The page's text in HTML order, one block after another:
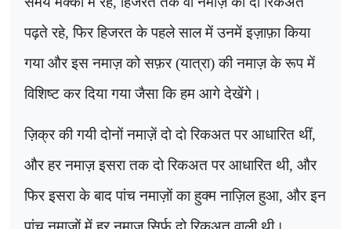
पढ़ते रहे,फिर हिजरत के पहले साल में उनमें इज़ाफ़ा किया
गया और इस नमाज़ को सफ़र (यात्रा) की नमाज़ के रूप में
विशिष्ट कर दिया गया जैसा कि हम आगे देखेंगे।
ज़िक्र की गयी दोनों नमाज़ें दो दो रिकअत पर आधारित थीं,
और हर नमाज़ इसरा तक दो रिकअत पर आधारित थी, और
फिर इसरा के बाद पांच नमाज़ों का हुक्म नाज़िल हुआ, और इन